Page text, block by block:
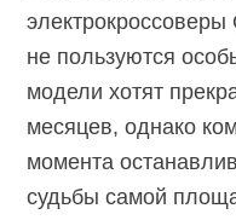
не пользуются
модели хотят
месяцев, однако
момента
судьбы самой